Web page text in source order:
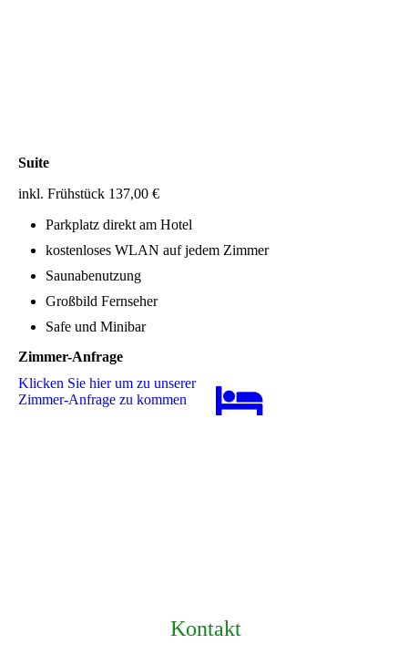
Suite
inkl. Frühstück 137,00 €
Parkplatz direkt am Hotel
kostenloses WLAN auf jedem Zimmer
Saunabenutzung
Großbild Fernseher
Safe und Minibar
Zimmer-Anfrage
Klicken Sie hier um zu unserer
Zimmer-Anfrage zu kommen
Kontakt